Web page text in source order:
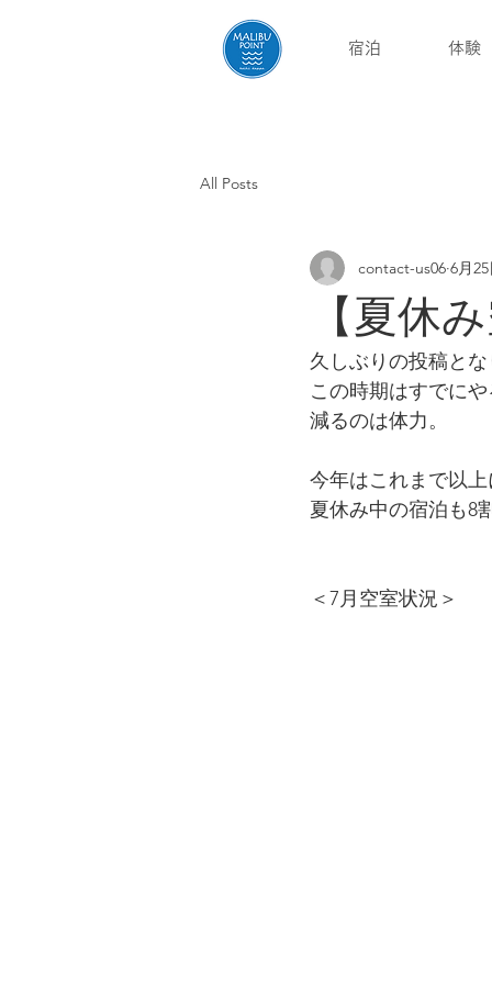
宿泊 体験
All Posts
【夏休
contact-us06 6月25
久しぶりの投稿とな
この時期はすでに
減るのは体力。
今年はこれまで以
夏休み中の宿泊も8
＜7月空室状況＞